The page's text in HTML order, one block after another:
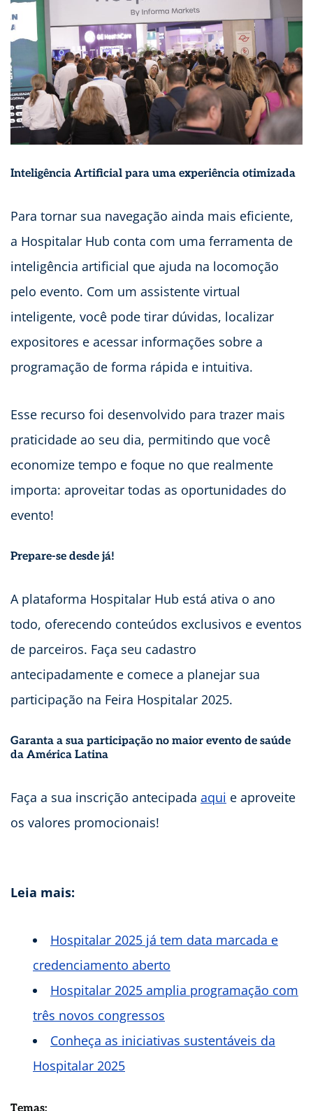
Inteligência Artificial para uma experiência otimizada
Para tornar sua navegação ainda mais eficiente,
a Hospitalar Hub conta com uma ferramenta de
inteligência artificial que ajuda na locomoção
pelo evento. Com um assistente virtual
inteligente, você pode tirar dúvidas, localizar
expositores e acessar informações sobre a
programação de forma rápida e intuitiva.
Esse recurso foi desenvolvido para trazer mais
praticidade ao seu dia, permitindo que você
economize tempo e foque no que realmente
importa: aproveitar todas as oportunidades do
evento!
Prepare-se desde já!
A plataforma Hospitalar Hub está ativa o ano
todo, oferecendo conteúdos exclusivos e eventos
de parceiros. Faça seu cadastro
antecipadamente e comece a planejar sua
participação na Feira Hospitalar 2025.
Garanta a sua participação no maior evento de saúde
da América Latina
Faça a sua inscrição antecipada aqui e aproveite
os valores promocionais!
Leia mais:
Hospitalar 2025 já tem data marcada e
credenciamento aberto
Hospitalar 2025 amplia programação com
três novos congressos
Conheça as iniciativas sustentáveis da
Hospitalar 2025